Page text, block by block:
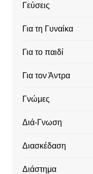
Γεύσεις
Για τη Γυναίκα
Για το παιδί
Για τον Άντρα
Γνώμες
Διά-Γνωση
Διασκέδαση
Διάστημα